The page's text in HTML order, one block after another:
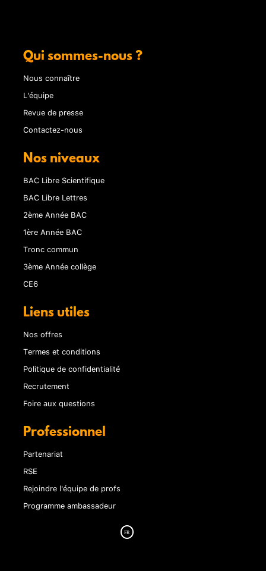
Qui sommes-nous ?
Nous connaître
L'équipe
Revue de presse
Contactez-nous
Nos niveaux
BAC Libre Scientifique
BAC Libre Lettres
2ème Année BAC
1ère Année BAC
Tronc commun
3ème Année collège
CE6
Liens utiles
Nos offres
Termes et conditions
Politique de confidentialité
Recrutement
Foire aux questions
Professionnel
Partenariat
RSE
Rejoindre l'équipe de profs
Programme ambassadeur